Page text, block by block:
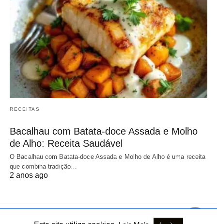
RECEITAS
Bacalhau com Batata-doce Assada e Molho
de Alho: Receita Saudável
O Bacalhau com Batata-doce Assada e Molho de Alho é uma receita
que combina tradição…
2 anos ago